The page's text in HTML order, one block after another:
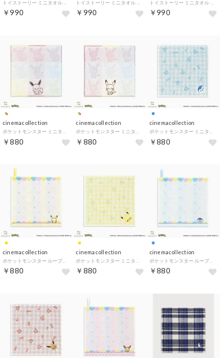
￥990 ￥990 ￥990
cinemacollection
￥880
cinemacollection
￥880
cinemacollection
￥880
cinemacollection
￥880
cinemacollection
￥880
cinemacollection
ポケットモンスター ループタオル ループ付タオルハンカチ ブルー ポケモン タオル美術館
￥880